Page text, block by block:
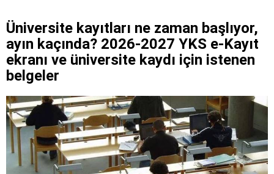
Üniversite kayıtları ne zaman başlıyor,
ayın kaçında? 2026-2027 YKS e-Kayıt
ekranı ve üniversite kaydı için istenen
belgeler